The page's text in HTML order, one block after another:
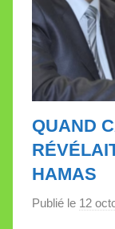
QUAND
HAMAS
Publié le 12